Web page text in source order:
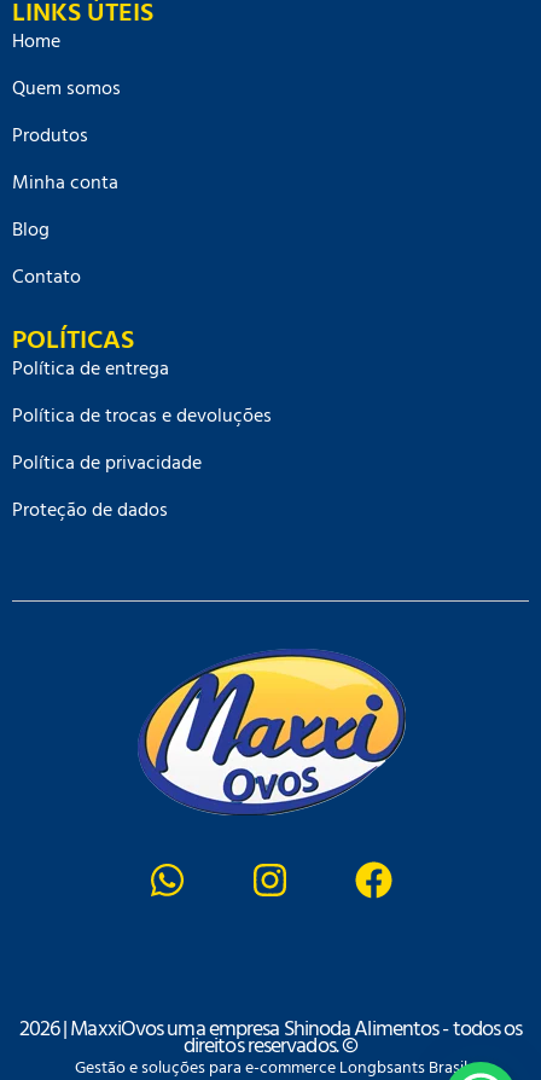
LINKS ÚTEIS
Home
Quem somos
Produtos
Minha conta
Blog
Contato
POLÍTICAS
Política de entrega
Política de trocas e devoluções
Política de privacidade
Proteção de dados
2026 | MaxxiOvos uma empresa Shinoda Alimentos - todos os
direitos reservados. ©
Gestão e soluções para e-commerce Longbsants Brasil